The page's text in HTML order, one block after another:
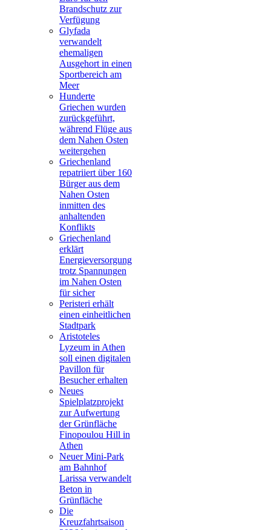
Brandschutz zur
Verfügung
Glyfada
verwandelt
ehemaligen
Ausgehort in einen
Sportbereich am
Meer
Hunderte
Griechen wurden
zurückgeführt,
während Flüge aus
dem Nahen Osten
weitergehen
Griechenland
repatriiert über 160
Bürger aus dem
Nahen Osten
inmitten des
anhaltenden
Konflikts
Griechenland
erklärt
Energieversorgung
trotz Spannungen
im Nahen Osten
für sicher
Peristeri erhält
einen einheitlichen
Stadtpark
Aristoteles
Lyzeum in Athen
soll einen digitalen
Pavillon für
Besucher erhalten
Neues
Spielplatzprojekt
zur Aufwertung
der Grünfläche
Finopoulou Hill in
Athen
Neuer Mini-Park
am Bahnhof
Larissa verwandelt
Beton in
Grünfläche
Die
Kreuzfahrtsaison